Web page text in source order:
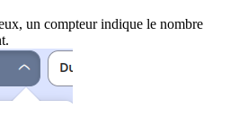
un compteur indique le nombre